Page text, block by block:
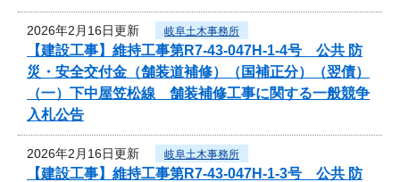
2026年2月16日更新 岐阜土木事務所
【建設工事】維持工事第R7-43-047H-1-4号 公共 防
災・安全交付金（舗装道補修）（国補正分）（翌債）
（一）下中屋笠松線 舗装補修工事に関する一般競争
入札公告
2026年2月16日更新 岐阜土木事務所
【建設工事】維持工事第R7-43-047H-1-3号 公共 防